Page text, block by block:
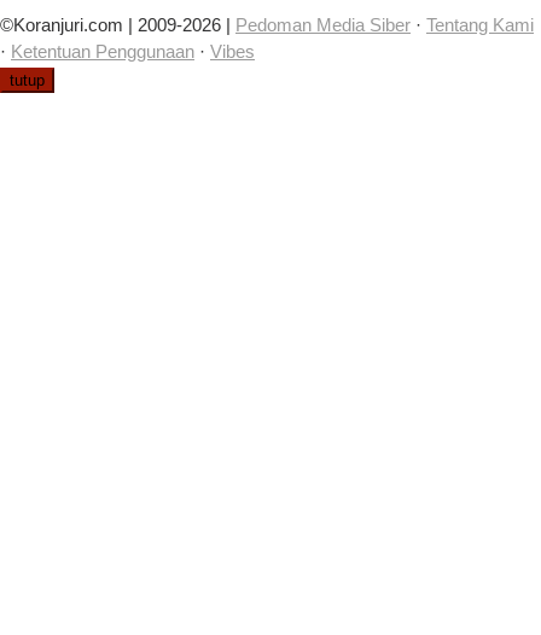
©Koranjuri.com | 2009-2026 | Pedoman Media Siber · Tentang Kami
· Ketentuan Penggunaan · Vibes
tutup